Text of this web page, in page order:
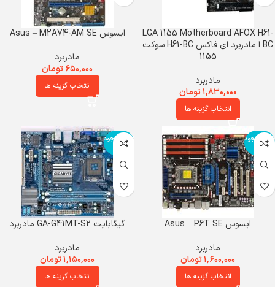
LGA 1155 Motherboard AFOX H61-
BC ا مادربرد ای فاکس H61-BC سوکت
1155
مادربرد
۱,۸۳۰,۰۰۰تومان
انتخاب گزینه ها
ایسوس Asus – M2A74-AM SE
مادربرد
۶۵۰,۰۰۰تومان
انتخاب گزینه ها
اتمام موجود
ی
ایسوس Asus – P6T SE
مادربرد
۱,۶۰۰,۰۰۰تومان
انتخاب گزینه ها
اتمام موجود
ی
گیگابایت GA-G41MT-S2 مادربرد
مادربرد
۱,۱۵۰,۰۰۰تومان
انتخاب گزینه ها